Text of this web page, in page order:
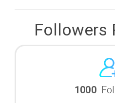
Followers
1000